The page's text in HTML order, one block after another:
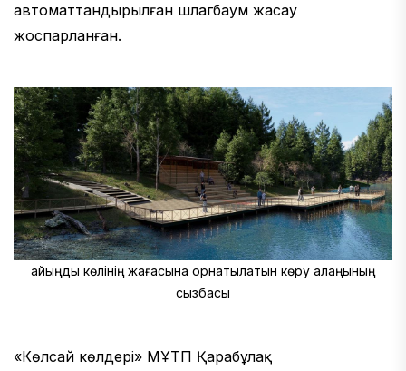
автоматтандырылған шлагбаум жасау
жоспарланған.
Қайыңды көлінің жағасына орнатылатын көру алаңының
сызбасы
«Көлсай көлдері» МҰТП Қарабұлақ